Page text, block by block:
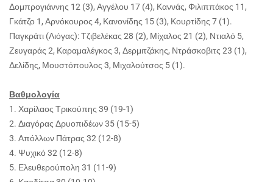
Δομπρογιάννης 12 (3), Αγγέλου 17 (4), Καννάς, Φιλιππάκος 11,
Γκάτζο 1, Αρνόκουρος 4, Κανονίδης 15 (3), Κουρτίδης 7 (1).
Παγκράτι (Λιόγας): Τζιβελέκας 28 (2), Μίχαλος 21 (2), Ντιαλό 5,
Ζευγαράς 2, Καραμαλέγκος 3, Δερμιτζάκης, Ντράσκοβιτς 23 (1),
Δελίδης, Μουστόπουλος 3, Μιχαλούτσος 5 (1).
Βαθμολογία
1. Χαρίλαος Τρικούπης 39 (19-1)
2. Διαγόρας Δρυοπιδέων 35 (15-5)
3. Απόλλων Πάτρας 32 (12-8)
4. Ψυχικό 32 (12-8)
5. Ελευθερούπολη 31 (11-9)